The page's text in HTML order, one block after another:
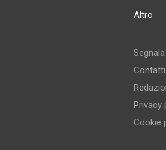
Altro
Segnala
Contatti
Privacy
Cookie